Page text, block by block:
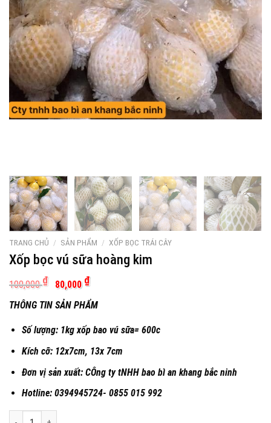
TRANG CHỦ / SẢN PHẨM / XỐP BỌC TRÁI CÂY
Xốp bọc vú sữa hoàng kim
100,000₫
Giá
gốc
là:
100,000 ₫.
80,000 ₫Giá
hiện
tại
là:
THÔNG TIN SẢN PHẨM
Số lượng: 1kg xốp bao vú sữa= 600c
Kích cỡ: 12x7cm, 13x 7cm
Đơn vị sản xuất: CÔng ty tNHH bao bì an khang bắc ninh
Hotline: 0394945724- 0855 015 992
Xốp bọc vú sữa hoàng kim số lượng